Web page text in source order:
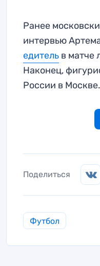
Ранее
интервью
едитель в матче
Наконец,
России в Москве.
Поделиться
Футбол